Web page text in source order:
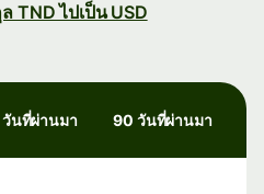
TND ไปเป็น USD
นที่ผ่านมา 90 วันที่ผ่านมา